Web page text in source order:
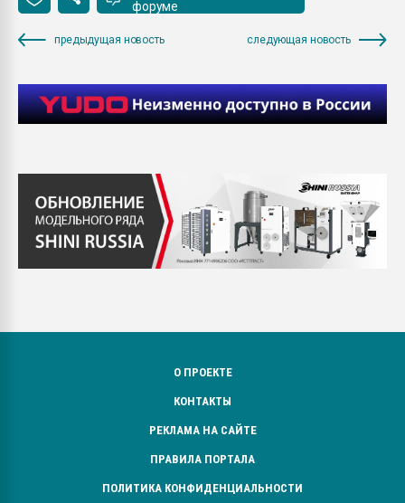
форуме
предыдущая новость следующая новость
О ПРОЕКТЕ
КОНТАКТЫ
РЕКЛАМА НА САЙТЕ
ПРАВИЛА ПОРТАЛА
ПОЛИТИКА КОНФИДЕНЦИАЛЬНОСТИ